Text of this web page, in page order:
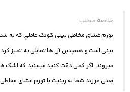
خلاصه مطلب
تورم غشای مخاطی بینی کودک عاملي که به
بینی است و همچنين آن ها تمایلی به تمیز
میروند. اگر کمی دقت کنید میبینید که اشک
یعنی فرزند شما به رینیت یا تورم غشای مخاطی